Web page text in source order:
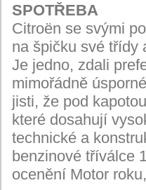
SPOTŘEBA
Citroën se svými
na špičku své třídy
Je jedno, zdali
mimořádně
jisti, že pod
které dosahují
technické a
benzinové tříválce
ocenění Motor